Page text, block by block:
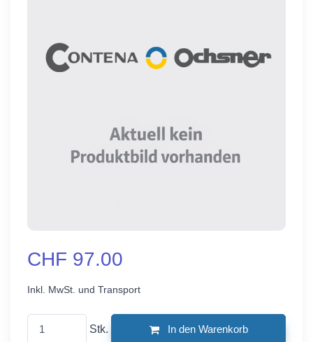
CHF 97.00
Inkl. MwSt. und Transport
Stk. In den Warenkorb